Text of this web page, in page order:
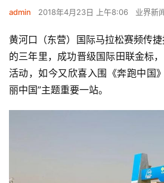
admin 2018年4月23日 上午8:06 业界新
黄河口（东营）国际马拉松赛频传
的三年里，成功晋级国际田联金标
活动，如今又欣喜入围《奔跑中国
丽中国”主题重要一站。